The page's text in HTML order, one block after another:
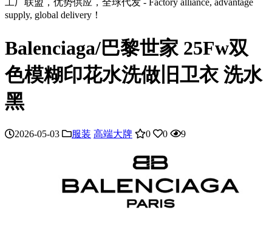
工厂联盟，优势供应，全球代发 - Factory alliance, advantage
supply, global delivery！
Balenciaga/巴黎世家 25Fw双
色模糊印花水洗做旧卫衣 洗水
黑
2026-05-03 服装 高端大牌 0 0 9